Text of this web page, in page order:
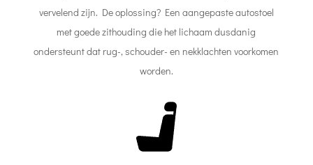
vervelend zijn. De oplossing? Een aangepaste autostoel
met goede zithouding die het lichaam dusdanig
ondersteunt dat rug-, schouder- en nekklachten voorkomen
worden.